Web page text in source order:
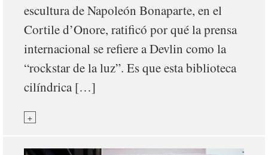
escultura de Napoleón Bonaparte, en el
Cortile d’Onore, ratificó por qué la prensa
internacional se refiere a Devlin como la
“rockstar de la luz”. Es que esta biblioteca
cilíndrica […]
+